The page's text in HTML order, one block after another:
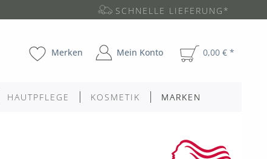
SCHNELLE LIEFERUNG*
Merken Mein Konto 0,00 € *
HAUTPFLEGE KOSMETIK MARKEN